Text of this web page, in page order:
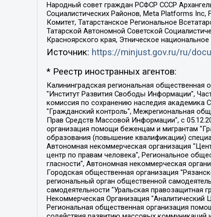
Народный совет граждан РСФСР СССР
Социалистических Районов, Meta Platforms
Комитет, Татарстанское Региональное
Татарской Автономной Советской
Красноярского края, Этническое
Источник: https://minjust.gov.ru/ru/
* Реестр иностранных агентов:
Калининградская региональная общественная организация "Экозащита!-Женсовет", Фонд содействия защите прав и свобод граждан "Общественный вердикт", Фонд "Институт Развития Свободы Информации", Частное учреждение "Информационное агентство МЕМО. РУ", Региональная общественная организация "Общественная комиссия по сохранению наследия академика Сахарова", Фонд поддержки свободы прессы, Санкт-Петербургская общественная правозащитная организация "Гражданский контроль", Межрегиональная общественная организация "Информационно-просветительский центр "Мемориал", Региональный Фонд "Центр Защиты Прав Средств Массовой Информации", с 05.12.2023 Фонд "Центр Защиты Прав Средств массовой информации", Региональная общественная благотворительная организация помощи беженцам и мигрантам "Гражданское содействие", Негосударственное образовательное учреждение дополнительного профессионального образования (повышение квалификации) специалистов "АКАДЕМИЯ ПО ПРАВАМ ЧЕЛОВЕКА", Свердловская региональная общественная организация "Сутяжник", Автономная некоммерческая организация "Центр независимых социологических исследований", Союз общественных объединений "Российский исследовательский центр по правам человека", Региональное общественное учреждение научно-информационный центр "МЕМОРИАЛ", Некоммерческая организация "Фонд защиты гласности", Автономная некоммерческая организация "Институт прав человека", Городская общественная организация "Екатеринбургское общество "МЕМОРИАЛ", Городская общественная организация "Рязанское историко-просветительское и правозащитное общество "Мемориал" (Рязанский Мемориал), Челябинский региональный орган общественной самодеятельности – женское общественное объединение "Женщины Евразии", Челябинский региональный орган общественной самодеятельности "Уральская правозащитная группа", Фонд содействия защите здоровья и социальной справедливости имени Андрея Рылькова, Автономная Некоммерческая Организация "Аналитический Центр Юрия Левады", Автономная некоммерческая организация социальной поддержки населения "Проект Апрель", Региональная общественная организация помощи женщинам и детям, находящимся в кризисной ситуации "Информационно-методический центр "Анна", Фонд содействия развитию массовых коммуникаций и правовому просвещению "Так-так-Так", Фонд содействия устойчивому развитию "Серебряная тайга", Свердловский региональный общественный фонд социальных проектов "Новое время", "Idel.Реалии", Кавказ.Реалии, Крым.Реалии, Телеканал Настоящее Время, Татаро-башкирская служба Радио Свобода (Azatliq Radiosi), Радио Свободная Европа/Радио Свобода (PCE/PC), "Сибирь.Реалии", "Фактограф", Благотворительный фонд помощи осужденным и их семьям, Автономная некоммерческая организация "Институт глобализации и социальных движений", Фонд "В защиту прав заключенных", Частное